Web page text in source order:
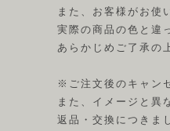
また、お客様がお使
実際の商品の色と違
あらかじめご了承の
※ご注文後のキャン
また、イメージと異
返品・交換につきま